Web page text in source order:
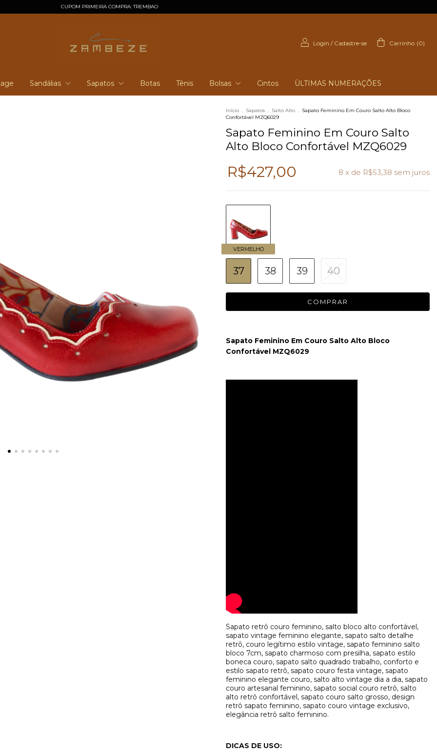
CUPOM PRIMEIRA COMPRA: TREMBAO
Login / Cadastre-se Carrinho (0)
Sandálias Sapatos Botas Tênis Bolsas Cintos ÙLTIMAS NUMERAÇÕES
Início . Sapatos . Salto Alto . Sapato Feminino Em Couro Salto Alto Bloco
Confortável MZQ6029
Sapato Feminino Em Couro Salto
Alto Bloco Confortável MZQ6029
R$427,00 8 x de R$53,38 sem juros
VERMELHO
37 38 39 40
Sapato Feminino Em Couro Salto Alto Bloco
Confortável MZQ6029
Sapato retrô couro feminino, salto bloco alto confortável,
sapato vintage feminino elegante, sapato salto detalhe
retrô, couro legítimo estilo vintage, sapato feminino salto
bloco 7cm, sapato charmoso com presilha, sapato estilo
boneca couro, sapato salto quadrado trabalho, conforto e
estilo sapato retrô, sapato couro festa vintage, sapato
feminino elegante couro, salto alto vintage dia a dia, sapato
couro artesanal feminino, sapato social couro retrô, salto
alto retrô confortável, sapato couro salto grosso, design
retrô sapato feminino, sapato couro vintage exclusivo,
elegância retrô salto feminino.
DICAS DE USO: